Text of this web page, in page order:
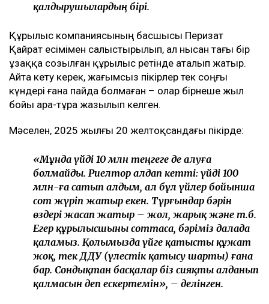
қалдырушылардың бірі.
Құрылыс компаниясының басшысы Перизат
Қайрат есімімен салыстырылып, ал нысан тағы бір
ұзаққа созылған құрылыс ретінде аталып жатыр.
Айта кету керек, жағымсыз пікірлер тек соңғы
күндері ғана пайда болмаған – олар бірнеше жыл
бойы ара-тұра жазылып келген.
Мәселен, 2025 жылғы 20 желтоқсандағы пікірде:
«Мұнда үйді 10 млн теңгеге де алуға
болмайды. Риелтор алдап кетті: үйді 100
млн-ға сатып алдым, ал бұл үйлер бойынша
сот жүріп жатыр екен. Тұрғындар бәрін
өздері жасап жатыр – жол, жарық және т.б.
Егер құрылысшыны соттаса, бәріміз далада
қаламыз. Қолымызда үйге қатысты құжат
жоқ, тек ДДУ (үлестік қатысу шарты) ғана
бар. Сондықтан басқалар біз сияқты алданып
қалмасын деп ескертемін», – делінген.